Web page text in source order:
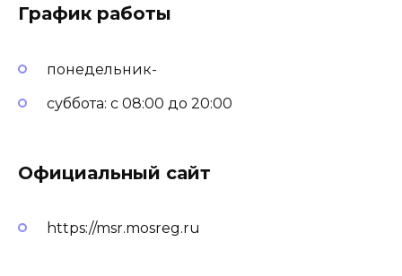
График работы
понедельник-
суббота: с 08:00 до 20:00
Официальный сайт
https://msr.mosreg.ru